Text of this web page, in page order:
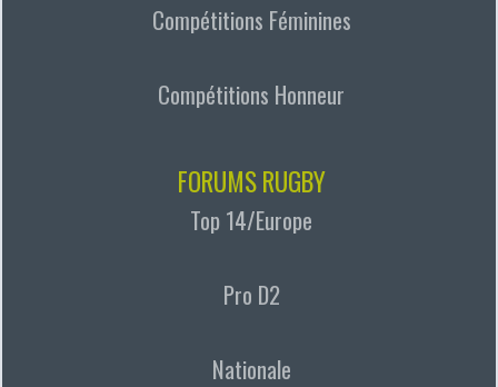
Compétitions Féminines
Compétitions Honneur
FORUMS RUGBY
Top 14/Europe
Pro D2
Nationale